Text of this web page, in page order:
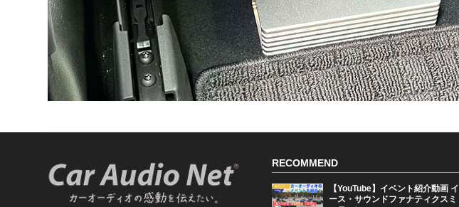
RECOMMEND
【YouTube】イベント紹介動画 イ
ース・サウンドファナティクスミ